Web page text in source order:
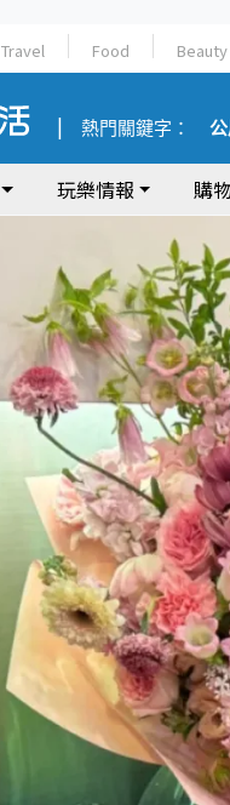
Travel Food Beauty
熱門關鍵字：
玩樂情報 購